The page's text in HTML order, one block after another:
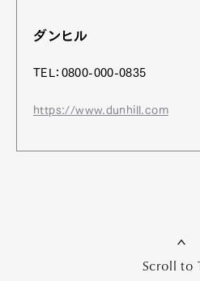
ダンヒル
TEL：0800-000-0835
https://www.dunhill.com
Scroll to